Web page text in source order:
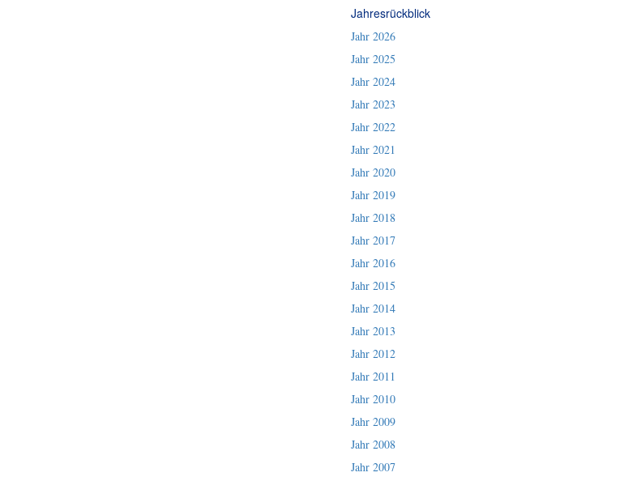
Jahresrückblick
Jahr 2026
Jahr 2025
Jahr 2024
Jahr 2023
Jahr 2022
Jahr 2021
Jahr 2020
Jahr 2019
Jahr 2018
Jahr 2017
Jahr 2016
Jahr 2015
Jahr 2014
Jahr 2013
Jahr 2012
Jahr 2011
Jahr 2010
Jahr 2009
Jahr 2008
Jahr 2007